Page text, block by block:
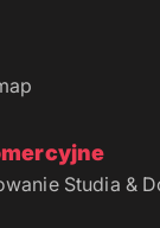
Studia &